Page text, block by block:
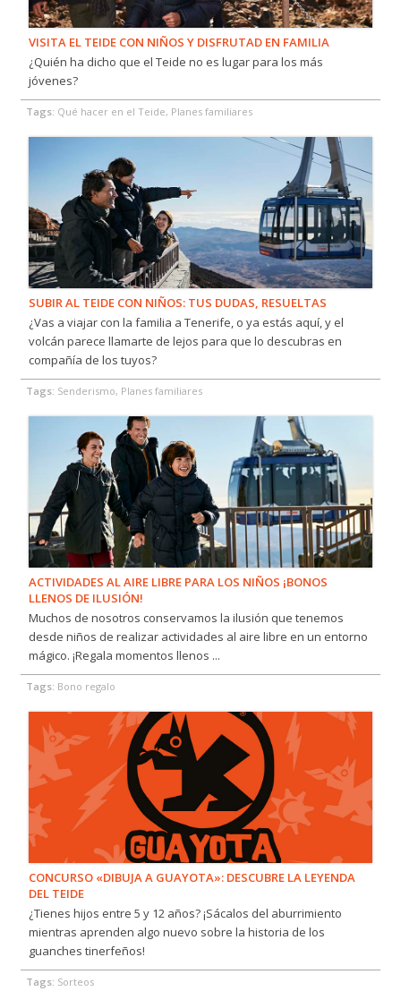
VISITA EL TEIDE CON NIÑOS Y DISFRUTAD EN FAMILIA
¿Quién ha dicho que el Teide no es lugar para los más
jóvenes?
Tags: Qué hacer en el Teide, Planes familiares
SUBIR AL TEIDE CON NIÑOS: TUS DUDAS, RESUELTAS
¿Vas a viajar con la familia a Tenerife, o ya estás aquí, y el
volcán parece llamarte de lejos para que lo descubras en
compañía de los tuyos?
Tags: Senderismo, Planes familiares
ACTIVIDADES AL AIRE LIBRE PARA LOS NIÑOS ¡BONOS
LLENOS DE ILUSIÓN!
Muchos de nosotros conservamos la ilusión que tenemos
desde niños de realizar actividades al aire libre en un entorno
mágico. ¡Regala momentos llenos ...
Tags: Bono regalo
CONCURSO «DIBUJA A GUAYOTA»: DESCUBRE LA LEYENDA
DEL TEIDE
¿Tienes hijos entre 5 y 12 años? ¡Sácalos del aburrimiento
mientras aprenden algo nuevo sobre la historia de los
guanches tinerfeños!
Tags: Sorteos